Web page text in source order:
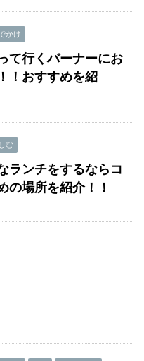
かけ
て行くバーナーにお
！おすすめを紹
む
ランチをするならコ
の場所を紹介！！